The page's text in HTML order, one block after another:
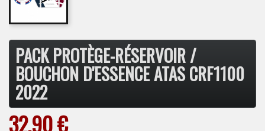
PACK PROTÈGE-RÉSERVOIR /
BOUCHON D'ESSENCE ATAS CRF1100
2022
32,90 €